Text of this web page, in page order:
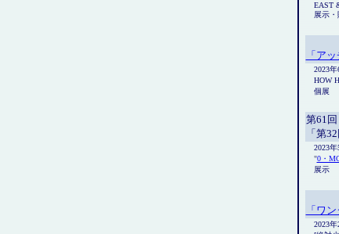
EAST
展示・
「ア
2023年
HOW
個展
第61
「第
2023
"0・
展示
「ワ
2023